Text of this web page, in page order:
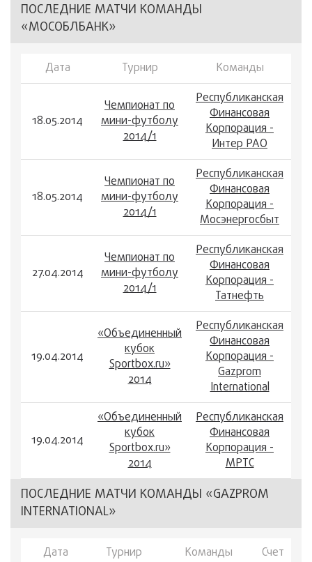
ПОСЛЕДНИЕ МАТЧИ КОМАНДЫ
«МОСОБЛБАНК»
Дата Турнир Команды
18.05.2014
Чемпионат по
мини-футболу
2014/1
Республиканская
Финансовая
Корпорация -
Интер РАО
18.05.2014
Чемпионат по
мини-футболу
2014/1
Республиканская
Финансовая
Корпорация -
Мосэнергосбыт
27.04.2014
Чемпионат по
мини-футболу
2014/1
Республиканская
Финансовая
Корпорация -
Татнефть
19.04.2014
«Объединенный
кубок
Sportbox.ru»
2014
Республиканская
Финансовая
Корпорация -
Gazprom
International
19.04.2014
«Объединенный
кубок
Sportbox.ru»
2014
Республиканская
Финансовая
Корпорация -
МРТС
ПОСЛЕДНИЕ МАТЧИ КОМАНДЫ «GAZPROM
INTERNATIONAL»
Дата Турнир Команды Счет